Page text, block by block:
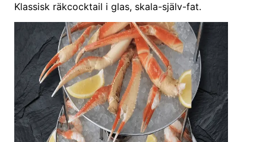
Klassisk räkcocktail i glas, skala-själv-fat.